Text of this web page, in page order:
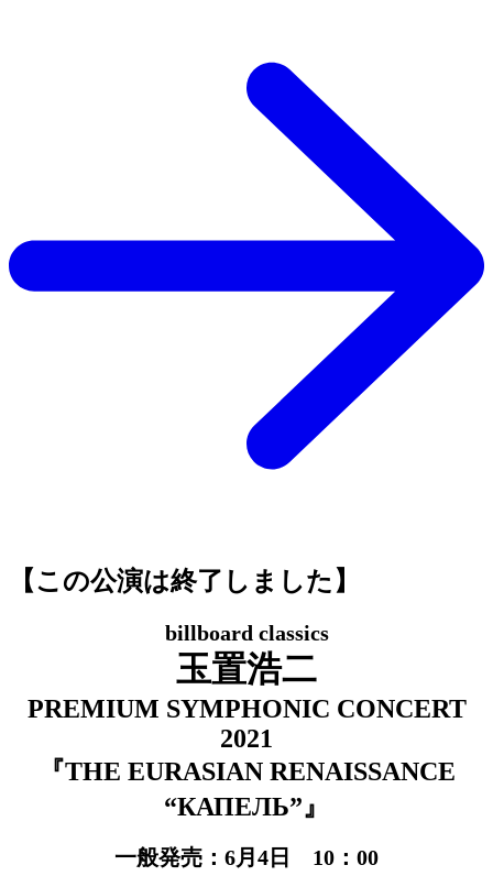
【この公演は終了しました】
billboard classics
玉置浩二
PREMIUM SYMPHONIC CONCERT
2021
『THE EURASIAN RENAISSANCE
“КАПЕЛЬ”』
一般発売：6月4日 10：00